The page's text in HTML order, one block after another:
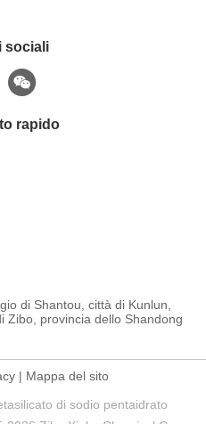
sociali
rapido
di Shantou, città di Kunlun,
Zibo, provincia dello Shandong
| Mappa del sito
di sodio pentaidrato